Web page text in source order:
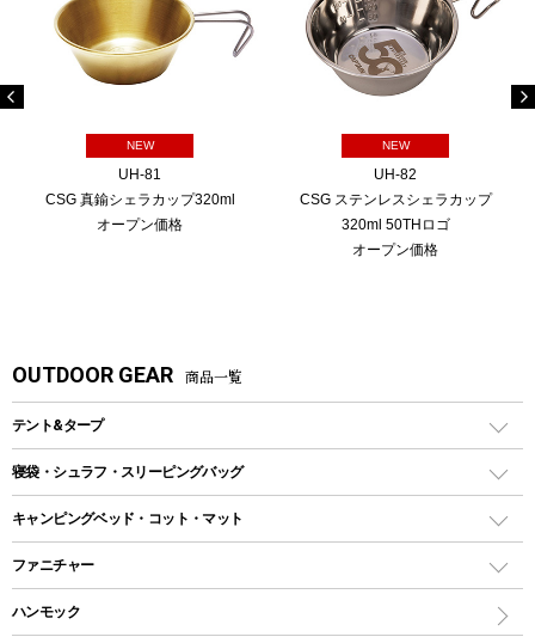
NEW
UH-81
CSG 真鍮シェラカップ320ml
オープン価格
NEW
UH-82
CSG ステンレスシェラカップ
320ml 50THロゴ
オープン価格
OUTDOOR GEAR 商品一覧
テント&タープ
テント
ツールームテント
ワンポールテント
シェルターテント
寝袋・シュラフ・スリーピングバッグ
レクタングラー型（封筒型）シュラフ
インナーシュラフ
キャンピングベッド・コット・マット
キャンピングベッド・コット
インフレータブルマット
ファニチャー
アウトドアテーブル
ハンモック